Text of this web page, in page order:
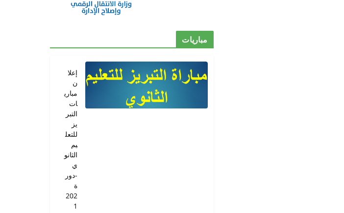
مباريات
إعلا
ن
مباري
ات
التبر
يز
للتعل
يم
الثانو
ي
-دور
ة
202
1